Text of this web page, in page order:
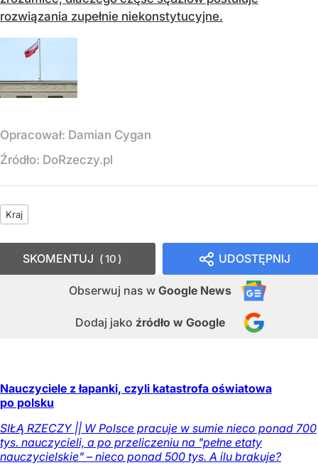
rozwiązania zupełnie niekonstytucyjne.
Opracował: Damian Cygan
Źródło: DoRzeczy.pl
Kraj
UDOSTĘPNIJ
Obserwuj nas w Google News
Dodaj jako źródło w Google
SKOMENTUJ 10
Nauczyciele z łapanki, czyli katastrofa oświatowa
po polsku
SIŁĄ RZECZY || W Polsce pracuje w sumie nieco ponad 700
tys. nauczycieli, a po przeliczeniu na "pełne etaty
nauczycielskie" – nieco ponad 500 tys. A ilu brakuje?